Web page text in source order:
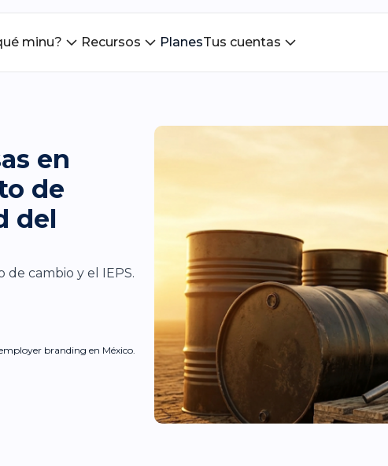
minu? Recursos PlanesTus cuentas
en
de
del
cambio y el IEPS.
branding en México.